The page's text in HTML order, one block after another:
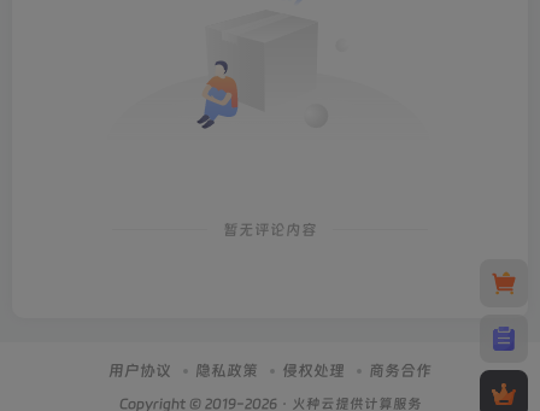
暂无评论内容
用户协议 隐私政策 侵权处理 商务合作
Copyright © 2019-2026 · 火种云提供计算服务